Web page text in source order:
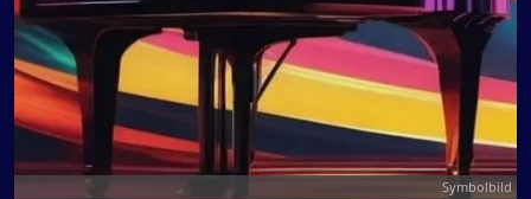
Symbolbild